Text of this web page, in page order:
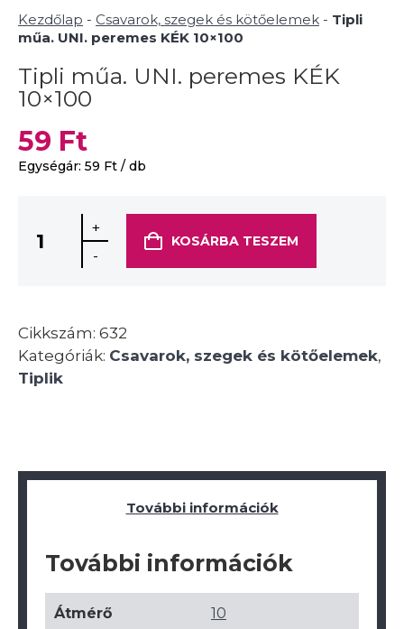
Kezdőlap - Csavarok, szegek és kötőelemek - Tipli
műa. UNI. peremes KÉK 10×100
Tipli műa. UNI. peremes KÉK
10×100
59 Ft
Egységár: 59 Ft / db
+
-
KOSÁRBA TESZEM
Cikkszám: 632
Kategóriák: Csavarok, szegek és kötőelemek,
Tiplik
További információk
További információk
Átmérő 10